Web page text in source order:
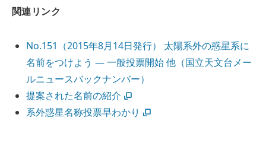
関連リンク
No.151（2015年8月14日発行） 太陽系外の惑星系に
名前をつけよう ― 一般投票開始 他（国立天文台メー
ルニュースバックナンバー）
提案された名前の紹介
系外惑星名称投票早わかり